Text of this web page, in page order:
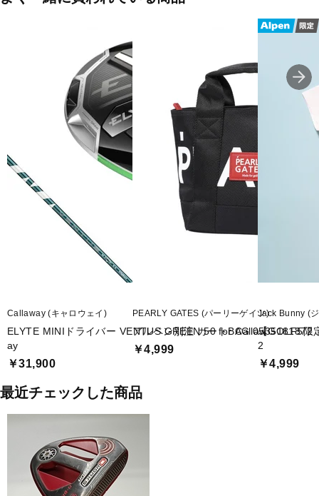
Callaway (キャロウェイ)
ELYTE MINIドライバー VENTUS GREEN 50 for Callaw
ay
￥31,900
PEARLY GATES (パーリーゲイツ)
アルペン別注 カートBAG 0535181872
￥4,999
Jack Bunny (
【GOLF5限
2
￥4,999
最近チェックした商品